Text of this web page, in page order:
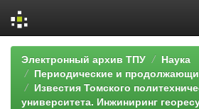
Skip
navigation
Электронный архив ТПУ
Наука
Периодические и
Известия Томского
университета. Инжиниринг